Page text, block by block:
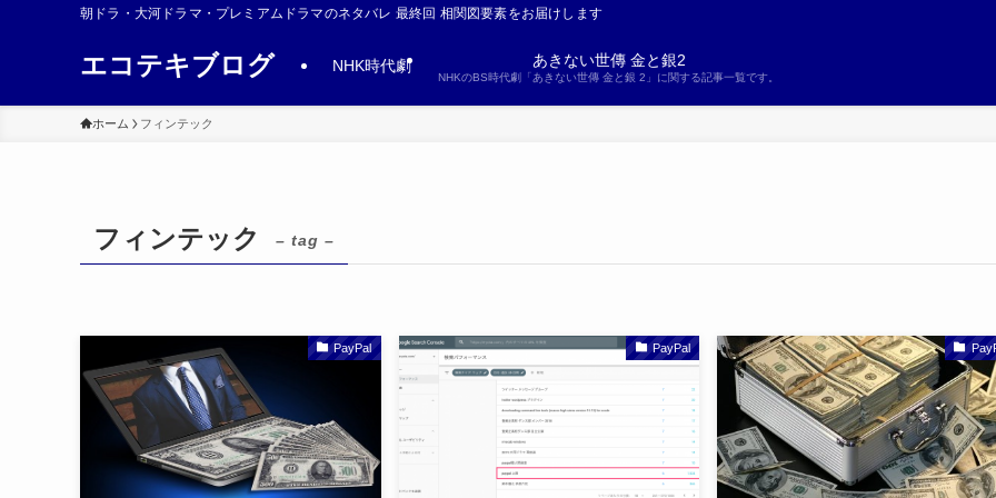
朝ドラ・大河ドラマ・プレミアムドラマのネタバレ 最終回 相関図要素をお届けします
エコテキブログ NHK時代劇 あきない世傳 金と銀2
NHKのBS時代劇「あきない世傳 金と銀 2」に関する記事一覧です。
ホーム フィンテック
フィンテック – tag –
PayPal PayPal